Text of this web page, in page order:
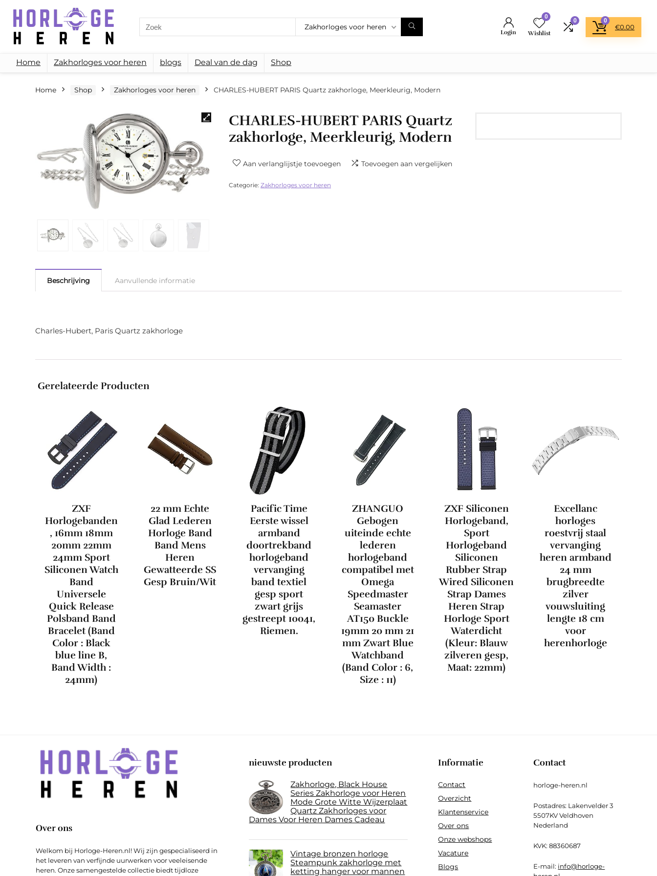
for:
Zakhorloges voor heren
Login
0
Wishlist
0 0
€0.00
Home Zakhorloges voor heren blogs Deal van de dag Shop
Home Shop Zakhorloges voor heren CHARLES-HUBERT PARIS Quartz zakhorloge, Meerkleurig, Modern
CHARLES-HUBERT PARIS Quartz
zakhorloge, Meerkleurig, Modern
Aan verlanglijstje toevoegen Toevoegen aan vergelijken
Categorie: Zakhorloges voor heren
Beschrijving Aanvullende informatie
Charles-Hubert, Paris Quartz zakhorloge
Gerelateerde Producten
ZXF
Horlogebanden
, 16mm 18mm
20mm 22mm
24mm Sport
Siliconen Watch
Band
Universele
Quick Release
Polsband Band
Bracelet (Band
Color : Black
blue line B,
Band Width :
24mm)
22 mm Echte
Glad Lederen
Horloge Band
Band Mens
Heren
Gewatteerde SS
Gesp Bruin/Wit
Pacific Time
Eerste wissel
armband
doortrekband
horlogeband
vervanging
band textiel
gesp sport
zwart grijs
gestreept 10041,
Riemen.
ZHANGUO
Gebogen
uiteinde echte
lederen
horlogeband
compatibel met
Omega
Speedmaster
Seamaster
AT150 Buckle
19mm 20 mm 21
mm Zwart Blue
Watchband
(Band Color : 6,
Size : 11)
ZXF Siliconen
Horlogeband,
Sport
Horlogeband
Siliconen
Rubber Strap
Wired Siliconen
Strap Dames
Heren Strap
Horloge Sport
Waterdicht
(Kleur: Blauw
zilveren gesp,
Maat: 22mm)
Excellanc
horloges
roestvrij staal
vervanging
heren armband
24 mm
brugbreedte
zilver
vouwsluiting
lengte 18 cm
voor
herenhorloge
Over ons
Welkom bij Horloge-Heren.nl! Wij zijn gespecialiseerd in
het leveren van verfijnde uurwerken voor veeleisende
heren. Onze samengestelde collectie biedt tijdloze
nieuwste producten
Zakhorloge, Black House
Series Zakhorloge voor Heren
Mode Grote Witte Wijzerplaat
Quartz Zakhorloges voor
Dames Voor Heren Dames Cadeau
Vintage bronzen horloge
Steampunk zakhorloge met
ketting hanger voor mannen
Informatie
Contact
Overzicht
Klantenservice
Over ons
Onze webshops
Vacature
Blogs
Contact
horloge-heren.nl
Postadres: Lakenvelder 3
5507KV Veldhoven
Nederland
KVK: 88360687
E-mail: info@horloge-